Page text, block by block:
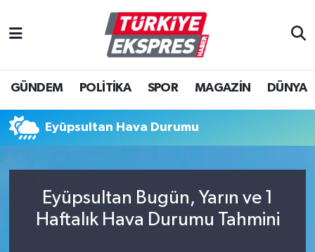
GÜNDEM POLİTİKA SPOR MAGAZİN DÜNYA
Eyüpsultan Hava Durumu
Eyüpsultan Bugün, Yarın ve 1
Haftalık Hava Durumu Tahmini
İstanbul Nöbetçi Eczaneler
İstanbul Hava Durumu
İstanbul Namaz Vakitleri
Süper Lig Puan Durumu ve Fikstür